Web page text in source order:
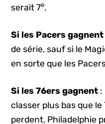
serait 7e.
Si les Pacers gagnent
de série, sauf si le
en sorte que les
Si les 76ers gagnent :
classer plus bas que le
perdent, Philadelphie